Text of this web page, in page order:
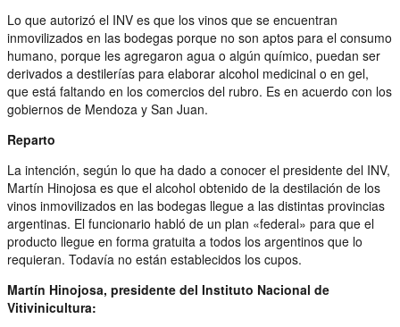
Lo que autorizó el INV es que los vinos que se encuentran
inmovilizados en las bodegas porque no son aptos para el consumo
humano, porque les agregaron agua o algún químico, puedan ser
derivados a destilerías para elaborar alcohol medicinal o en gel,
que está faltando en los comercios del rubro. Es en acuerdo con los
gobiernos de Mendoza y San Juan.
Reparto
La intención, según lo que ha dado a conocer el presidente del INV,
Martín Hinojosa es que el alcohol obtenido de la destilación de los
vinos inmovilizados en las bodegas llegue a las distintas provincias
argentinas. El funcionario habló de un plan «federal» para que el
producto llegue en forma gratuita a todos los argentinos que lo
requieran. Todavía no están establecidos los cupos.
Martín Hinojosa, presidente del Instituto Nacional de
Vitivinicultura: